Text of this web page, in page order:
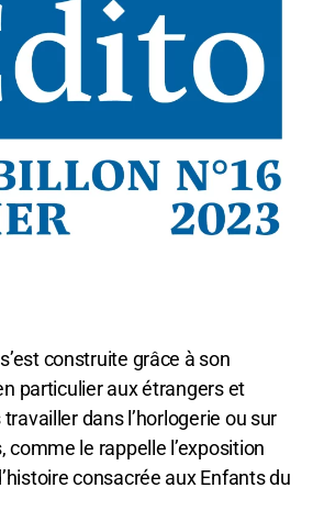
construite grâce à son
particulier aux étrangers et
dans l’horlogerie ou sur
comme le rappelle l’exposition
consacrée aux Enfants du